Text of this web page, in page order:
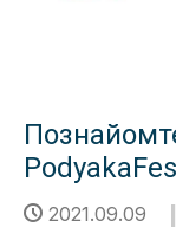
2021.09.09